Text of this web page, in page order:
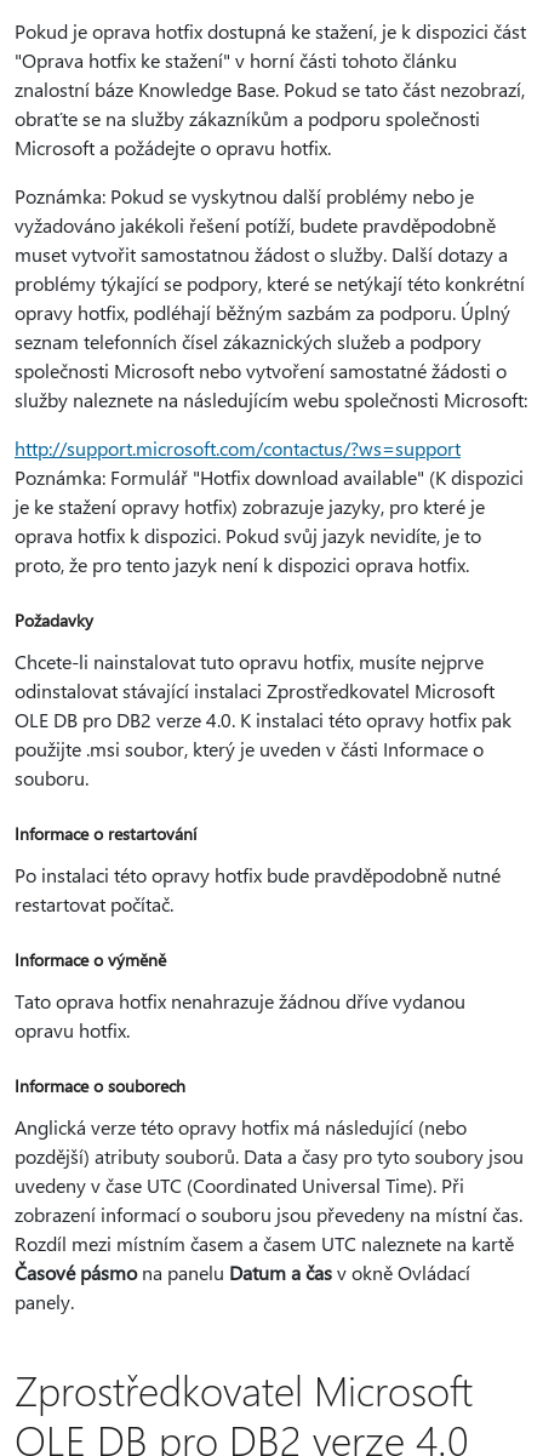
Pokud je oprava hotfix dostupná ke stažení, je k dispozici část
"Oprava hotfix ke stažení" v horní části tohoto článku
znalostní báze Knowledge Base. Pokud se tato část nezobrazí,
obraťte se na služby zákazníkům a podporu společnosti
Microsoft a požádejte o opravu hotfix.
Poznámka: Pokud se vyskytnou další problémy nebo je
vyžadováno jakékoli řešení potíží, budete pravděpodobně
muset vytvořit samostatnou žádost o služby. Další dotazy a
problémy týkající se podpory, které se netýkají této konkrétní
opravy hotfix, podléhají běžným sazbám za podporu. Úplný
seznam telefonních čísel zákaznických služeb a podpory
společnosti Microsoft nebo vytvoření samostatné žádosti o
služby naleznete na následujícím webu společnosti Microsoft:
http://support.microsoft.com/contactus/?ws=support
Poznámka: Formulář "Hotfix download available" (K dispozici
je ke stažení opravy hotfix) zobrazuje jazyky, pro které je
oprava hotfix k dispozici. Pokud svůj jazyk nevidíte, je to
proto, že pro tento jazyk není k dispozici oprava hotfix.
Požadavky
Chcete-li nainstalovat tuto opravu hotfix, musíte nejprve
odinstalovat stávající instalaci Zprostředkovatel Microsoft
OLE DB pro DB2 verze 4.0. K instalaci této opravy hotfix pak
použijte .msi soubor, který je uveden v části Informace o
souboru.
Informace o restartování
Po instalaci této opravy hotfix bude pravděpodobně nutné
restartovat počítač.
Informace o výměně
Tato oprava hotfix nenahrazuje žádnou dříve vydanou
opravu hotfix.
Informace o souborech
Anglická verze této opravy hotfix má následující (nebo
pozdější) atributy souborů. Data a časy pro tyto soubory jsou
uvedeny v čase UTC (Coordinated Universal Time). Při
zobrazení informací o souboru jsou převedeny na místní čas.
Rozdíl mezi místním časem a časem UTC naleznete na kartě
Časové pásmona panelu Datum a časv okně Ovládací
panely.
Zprostředkovatel Microsoft
OLE DB pro DB2 verze 4.0